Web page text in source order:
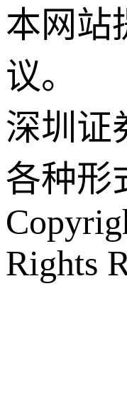
本网站
议。
深圳证
各种形
Rights